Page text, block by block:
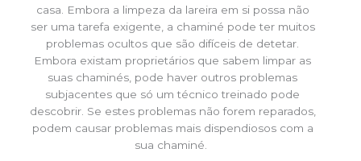
casa. Embora a limpeza da lareira em si possa não
ser uma tarefa exigente, a chaminé pode ter muitos
problemas ocultos que são difíceis de detetar.
Embora existam proprietários que sabem limpar as
suas chaminés, pode haver outros problemas
subjacentes que só um técnico treinado pode
descobrir. Se estes problemas não forem reparados,
podem causar problemas mais dispendiosos com a
sua chaminé.